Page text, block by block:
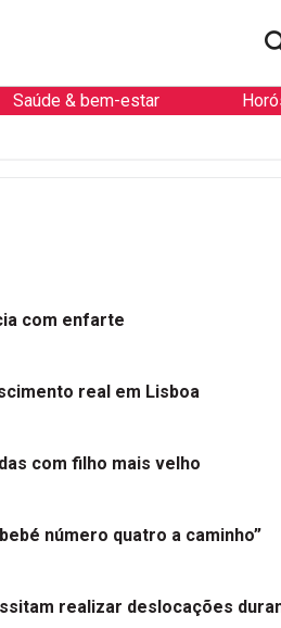
Saúde & bem-estar
com enfarte
real em Lisboa
com filho mais velho
número quatro a caminho”
realizar deslocações